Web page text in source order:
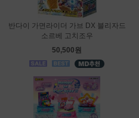
반다이 가면라이더 가브 DX 블리자드
소르베 고치조우
50,500원